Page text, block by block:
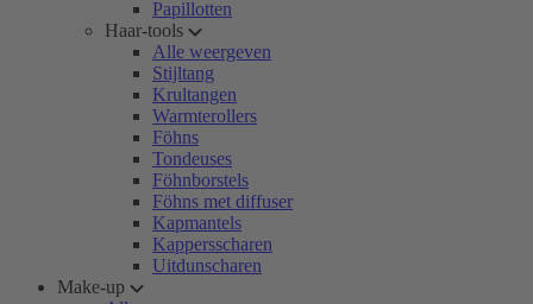
Papillotten
Haar-tools
Alle weergeven
Stijltang
Krultangen
Warmterollers
Föhns
Tondeuses
Föhnborstels
Föhns met diffuser
Kapmantels
Kappersscharen
Uitdunscharen
Make-up